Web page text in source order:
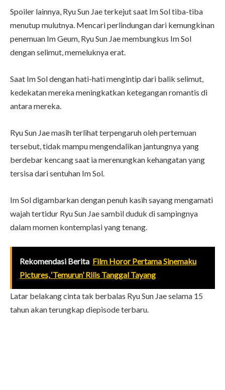
Spoiler lainnya, Ryu Sun Jae terkejut saat Im Sol tiba-tiba
menutup mulutnya. Mencari perlindungan dari kemungkinan
penemuan Im Geum, Ryu Sun Jae membungkus Im Sol
dengan selimut, memeluknya erat.
Saat Im Sol dengan hati-hati mengintip dari balik selimut,
kedekatan mereka meningkatkan ketegangan romantis di
antara mereka.
Ryu Sun Jae masih terlihat terpengaruh oleh pertemuan
tersebut, tidak mampu mengendalikan jantungnya yang
berdebar kencang saat ia merenungkan kehangatan yang
tersisa dari sentuhan Im Sol.
Im Sol digambarkan dengan penuh kasih sayang mengamati
wajah tertidur Ryu Sun Jae sambil duduk di sampingnya
dalam momen kontemplasi yang tenang.
Rekomendasi Berita Film Horor Pertama Sinemaku
Pictures, ‘Temurun’ Rilis Tanggal Tayang
Latar belakang cinta tak berbalas Ryu Sun Jae selama 15
tahun akan terungkap diepisode terbaru.